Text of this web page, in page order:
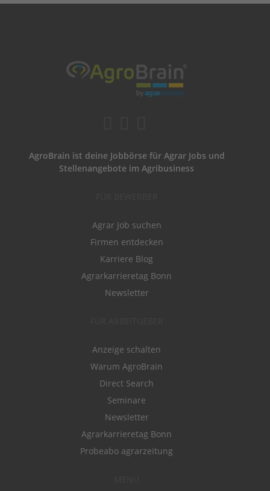
AgroBrain ist deine Jobbörse für Agrar Jobs und
Stellenangebote im Agribusiness
Agrar Job suchen
Firmen entdecken
Karriere Blog
Agrarkarrieretag Bonn
Newsletter
Anzeige schalten
Warum AgroBrain
Direct Search
Seminare
Newsletter
Agrarkarrieretag Bonn
Probeabo agrarzeitung